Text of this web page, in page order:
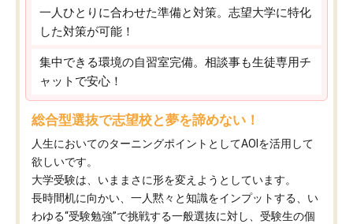
一人ひとりに合わせた準備と対策。志望大学に特化
した対策が可能！
集中できる環境の自習室完備。相談事も生徒専用チ
ャットで安心！
総合型選抜で志望校と夢を諦めない！
人生においてのターニングポイントとしてAOIを活用して
欲しいです。
大学受験は、いままさに形を変えようとしています。
長時間机に向かい、一人黙々と知識をインプットする、い
わゆる“受験勉強”で挑戦する一般選抜に対し、受験生の個